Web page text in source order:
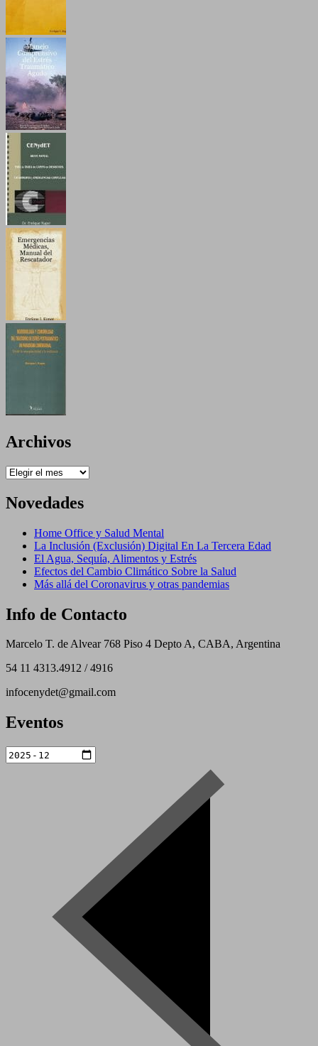
Archivos
Archivos
Novedades
Home Office y Salud Mental
La Inclusión (Exclusión) Digital En La Tercera Edad
El Agua, Sequía, Alimentos y Estrés
Efectos del Cambio Climático Sobre la Salud
Más allá del Coronavirus y otras pandemias
Info de Contacto
Marcelo T. de Alvear 768 Piso 4 Depto A, CABA, Argentina
54 11 4313.4912 / 4916
infocenydet@gmail.com
Eventos